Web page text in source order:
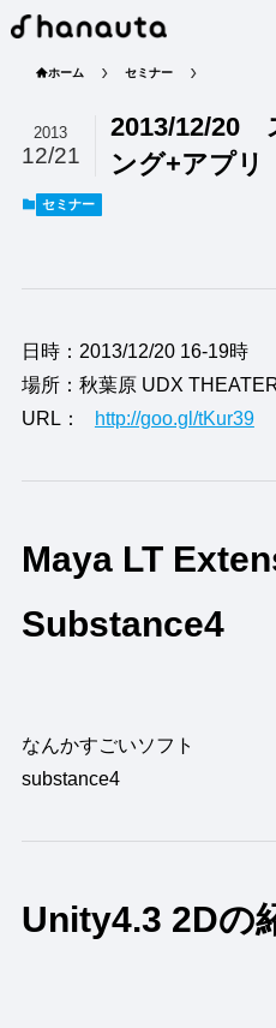
ホーム セミナー
2013/12/20
ング+アプ
2013
12/21
セミナー
日時：2013/12/20 16-19時
場所：秋葉原 UDX
URL：
http://goo.gl/tKur39
Maya LT
Substance4
なんかすごいソフト
substance4
Unity4.3 2Dの